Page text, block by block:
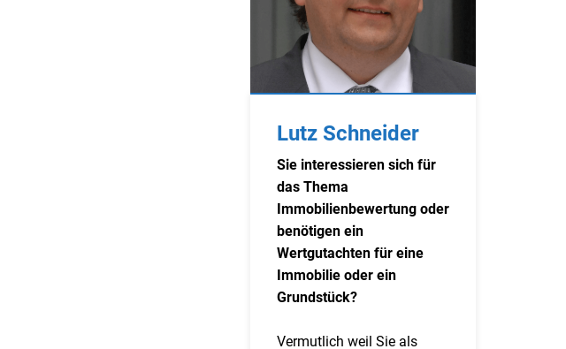
Lutz Schneider
Sie interessieren sich für
das Thema
Immobilienbewertung oder
benötigen ein
Wertgutachten für eine
Immobilie oder ein
Grundstück?
Vermutlich weil Sie als